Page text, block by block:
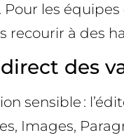
Pour les
recourir à des
des
sensible :
Images,